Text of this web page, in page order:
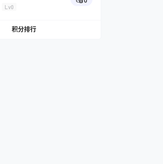
Lv0
积分排行